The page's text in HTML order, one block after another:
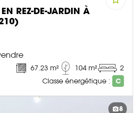
REZ-DE-JARDIN À
67.23 m² 104 m²
2
Classe énergétique :
C
8